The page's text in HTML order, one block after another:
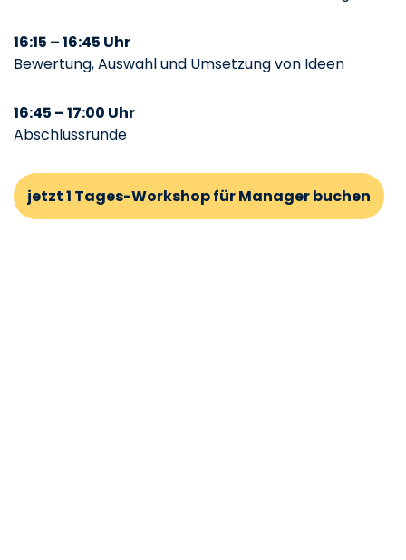
16:15 – 16:45 Uhr
Bewertung, Auswahl und Umsetzung von Ideen
16:45 – 17:00 Uhr
Abschlussrunde
jetzt 1 Tages-Workshop für Manager buchen